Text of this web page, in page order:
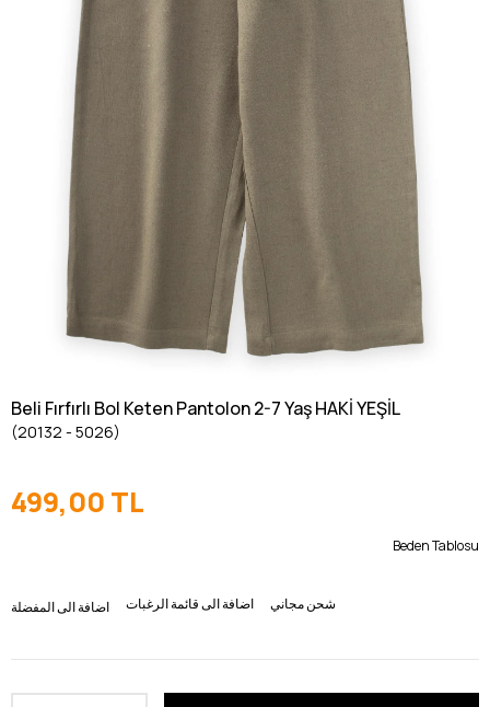
Beli Fırfırlı Bol Keten Pantolon 2-7 Yaş HAKİ YEŞİL
(20132 - 5026)
499,00 TL
Beden Tablosu
اضافة الى المفضلة اضافة الى قائمة الرغبات شحن مجاني